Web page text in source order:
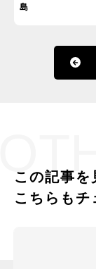
島
この記事を
こちらもチ